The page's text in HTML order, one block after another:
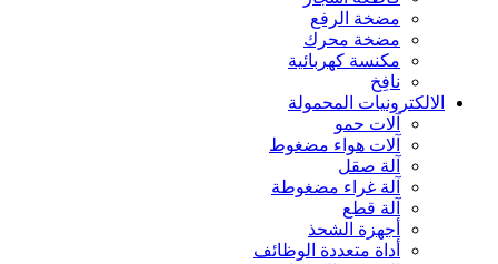
مضخة الرفع
مضخة محرك
مكنسة كهربائية
نافِخ
الالكترونيات المحمولة
آلات حمو
آلات هواء مضغوط
آلة صقل
آلة غراء مضغوطة
آلة قطع
أجهزة الشحذ
أداة متعددة الوظائف